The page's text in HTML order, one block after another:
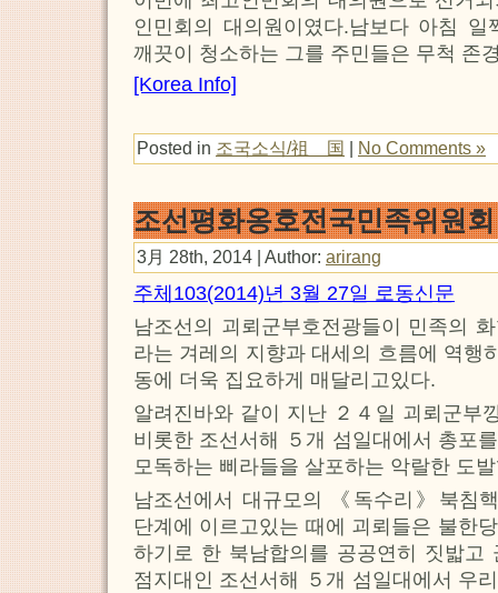
인민회의 대의원이였다.남보다 아침
깨끗이 청소하는 그를 주민들은 무척 존
[Korea Info]
Posted in 조국소식/祖 国 | No Comments »
조선평화옹호전국민족위원
3月 28th, 2014 | Author: arirang
주체103(2014)년 3월 27일 로동신문
남조선의 괴뢰군부호전광들이 민족의
라는 겨레의 지향과 대세의 흐름에 역행
동에 더욱 집요하게 매달리고있다.
알려진바와 같이 지난 ２４일 괴뢰군부
비롯한 조선서해 ５개 섬일대에서 총포
모독하는 삐라들을 살포하는 악랄한 도
남조선에서 대규모의 《독수리》북침
단계에 이르고있는 때에 괴뢰들은 불한
하기로 한 북남합의를 공공연히 짓밟고
점지대인 조선서해 ５개 섬일대에서 우